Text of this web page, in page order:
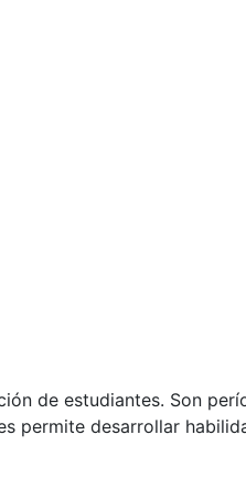
de estudiantes. Son
permite desarrollar